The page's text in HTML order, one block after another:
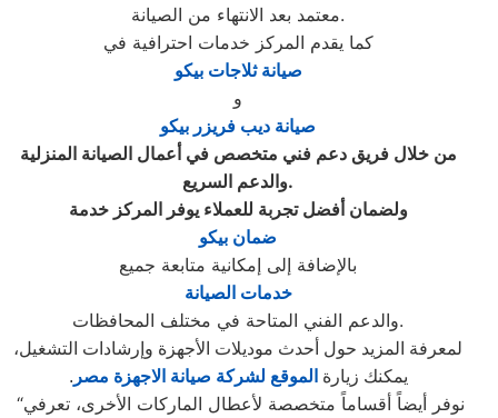
معتمد بعد الانتهاء من الصيانة.
كما يقدم المركز خدمات احترافية في
صيانة ثلاجات بيكو
و
صيانة ديب فريزر بيكو
من خلال فريق دعم فني متخصص في أعمال الصيانة المنزلية
والدعم السريع.
ولضمان أفضل تجربة للعملاء يوفر المركز خدمة
ضمان بيكو
بالإضافة إلى إمكانية متابعة جميع
خدمات الصيانة
والدعم الفني المتاحة في مختلف المحافظات.
لمعرفة المزيد حول أحدث موديلات الأجهزة وإرشادات التشغيل،
يمكنك زيارة الموقع لشركة صيانة الاجهزة مصر .
“نوفر أيضاً أقساماً متخصصة لأعطال الماركات الأخرى، تعرفي